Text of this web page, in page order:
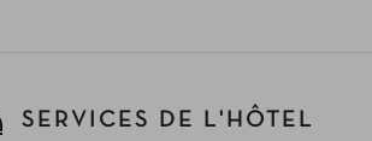
SERVICES DE L'HÔTEL